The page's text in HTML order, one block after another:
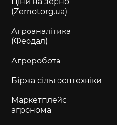
(Zernotorg.ua)
Агроаналітика
(Феодал)
Агроробота
Біржа сільгосптехніки
Маркетплейс
агронома